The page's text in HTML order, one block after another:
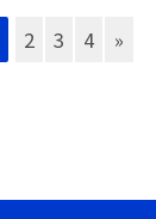
2 3 4 »